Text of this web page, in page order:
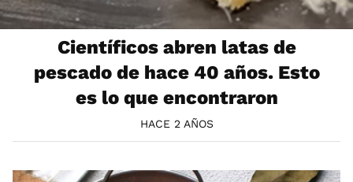
Científicos abren latas de
pescado de hace 40 años. Esto
es lo que encontraron
HACE 2 AÑOS